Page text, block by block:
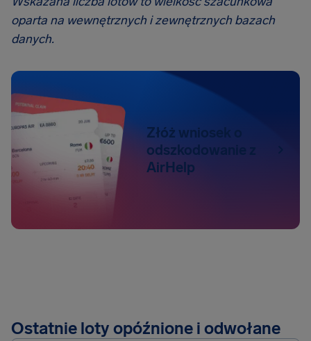
oparta na wewnętrznych i zewnętrznych bazach
danych.
Złóż wniosek o
odszkodowanie z
AirHelp
Ostatnie loty opóźnione i odwołane